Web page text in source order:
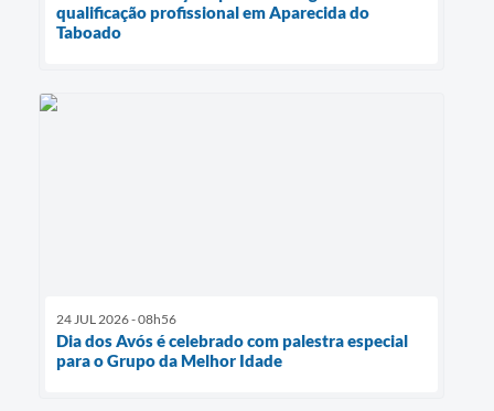
qualificação profissional em Aparecida do
Taboado
24 JUL 2026 - 08h56
Dia dos Avós é celebrado com palestra especial
para o Grupo da Melhor Idade